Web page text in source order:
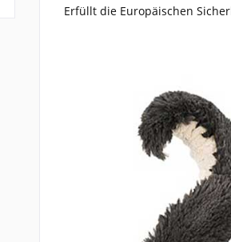
Erfüllt die Europäischen